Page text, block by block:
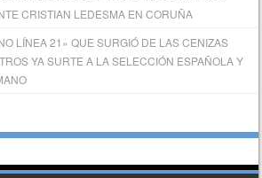
CRISTIAN LEDESMA EN CORUÑA
LÍNEA 21» QUE SURGIÓ DE LAS CENIZAS
YA SURTE A LA SELECCIÓN ESPAÑOLA Y